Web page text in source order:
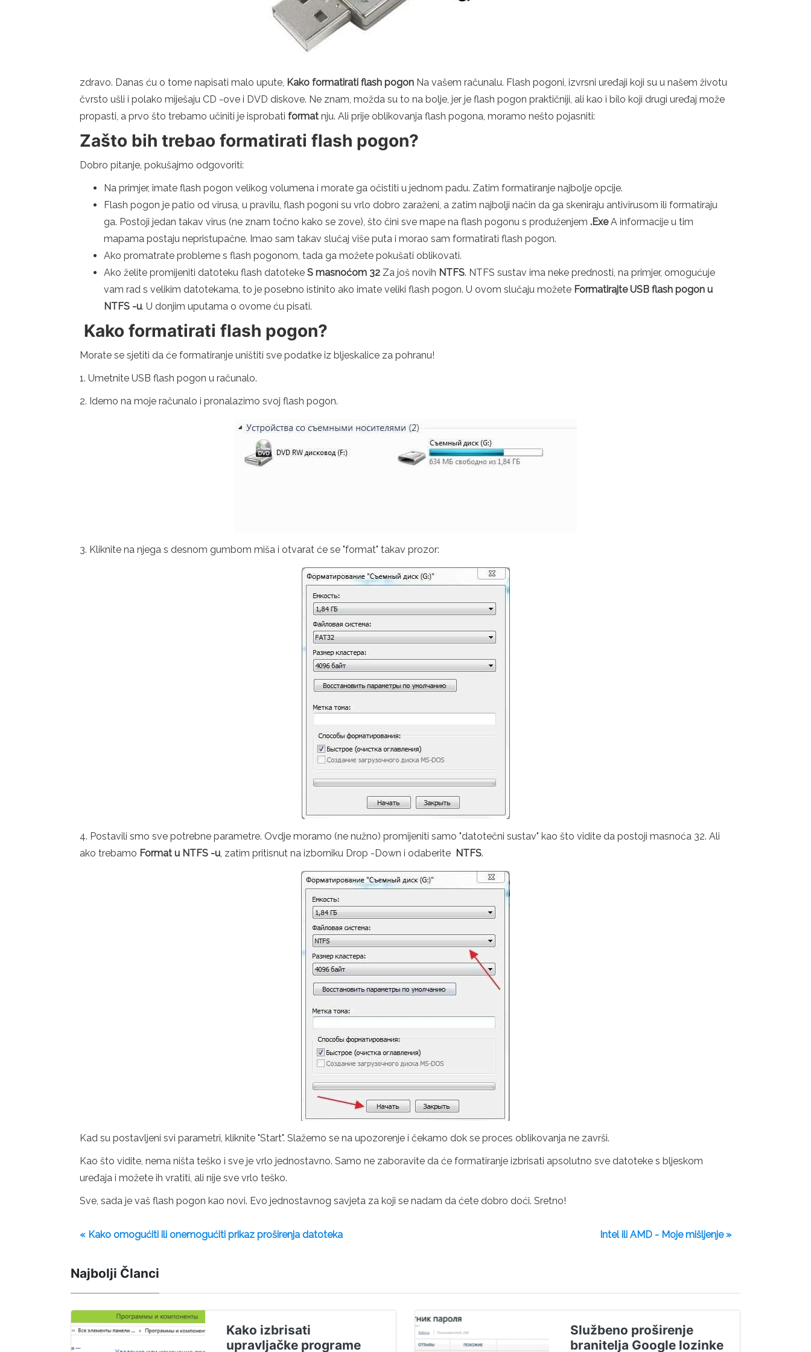
zdravo. Danas ću o tome napisati malo upute, Kako formatirati flash pogon Na vašem računalu. Flash pogoni, izvrsni uređaji koji su u našem životu
čvrsto ušli i polako miješaju CD -ove i DVD diskove. Ne znam, možda su to na bolje, jer je flash pogon praktičniji, ali kao i bilo koji drugi uređaj može
propasti, a prvo što trebamo učiniti je isprobati format nju. Ali prije oblikovanja flash pogona, moramo nešto pojasniti:
Zašto bih trebao formatirati flash pogon?
Dobro pitanje, pokušajmo odgovoriti:
Na primjer, imate flash pogon velikog volumena i morate ga očistiti u jednom padu. Zatim formatiranje najbolje opcije.
Flash pogon je patio od virusa, u pravilu, flash pogoni su vrlo dobro zaraženi, a zatim najbolji način da ga skeniraju antivirusom ili formatiraju
ga. Postoji jedan takav virus (ne znam točno kako se zove), što čini sve mape na flash pogonu s produženjem .ExeA informacije u tim
mapama postaju nepristupačne. Imao sam takav slučaj više puta i morao sam formatirati flash pogon.
Ako promatrate probleme s flash pogonom, tada ga možete pokušati oblikovati.
Ako želite promijeniti datoteku flash datoteke S masnoćom 32 Za još novih NTFS. NTFS sustav ima neke prednosti, na primjer, omogućuje
vam rad s velikim datotekama, to je posebno istinito ako imate veliki flash pogon. U ovom slučaju možete Formatirajte USB flash pogon u
NTFS -u. U donjim uputama o ovome ću pisati.
Kako formatirati flash pogon?
Morate se sjetiti da će formatiranje uništiti sve podatke iz bljeskalice za pohranu!
1. Umetnite USB flash pogon u računalo.
2. Idemo na moje računalo i pronalazimo svoj flash pogon.
3. Kliknite na njega s desnom gumbom miša i otvarat će se "format" takav prozor:
4. Postavili smo sve potrebne parametre. Ovdje moramo (ne nužno) promijeniti samo "datotečni sustav" kao što vidite da postoji masnoća 32. Ali
ako trebamo Format u NTFS -u, zatim pritisnut na izborniku Drop -Down i odaberite NTFS.
Kad su postavljeni svi parametri, kliknite "Start". Slažemo se na upozorenje i čekamo dok se proces oblikovanja ne završi.
Kao što vidite, nema ništa teško i sve je vrlo jednostavno. Samo ne zaboravite da će formatiranje izbrisati apsolutno sve datoteke s bljeskom
uređaja i možete ih vratiti, ali nije sve vrlo teško.
Sve, sada je vaš flash pogon kao novi. Evo jednostavnog savjeta za koji se nadam da ćete dobro doći. Sretno!
« Kako omogućiti ili onemogućiti prikaz proširenja datoteka Intel ili AMD - Moje mišljenje »
Najbolji Članci
Kako izbrisati
upravljačke programe
Službeno proširenje
branitelja Google lozinke